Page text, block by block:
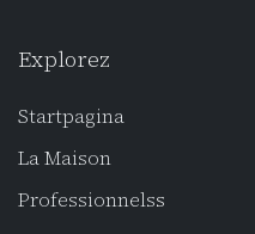
Explorez
Startpagina
La Maison
Professionnelss